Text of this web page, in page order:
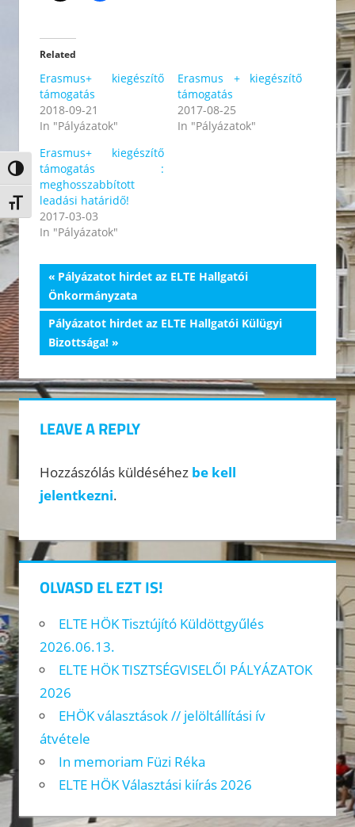
Nagy kontraszt váltása
Betűméret váltása
Related
Erasmus+ kiegészítő
támogatás
2018-09-21
In "Pályázatok"
Erasmus + kiegészítő
támogatás
2017-08-25
In "Pályázatok"
Erasmus+ kiegészítő
támogatás :
meghosszabbított
leadási határidő!
2017-03-03
In "Pályázatok"
Bejegyzés
navigáció
Previous
Post:
Pályázatot hirdet az ELTE Hallgatói
Önkormányzata
Next
Post:
Pályázatot hirdet az ELTE Hallgatói Külügyi
Bizottsága!
LEAVE A REPLY
Hozzászólás küldéséhez be kell
jelentkezni.
OLVASD EL EZT IS!
ELTE HÖK Tisztújító Küldöttgyűlés
2026.06.13.
ELTE HÖK TISZTSÉGVISELŐI PÁLYÁZATOK
2026
EHÖK választások // jelöltállítási ív
átvétele
In memoriam Füzi Réka
ELTE HÖK Választási kiírás 2026